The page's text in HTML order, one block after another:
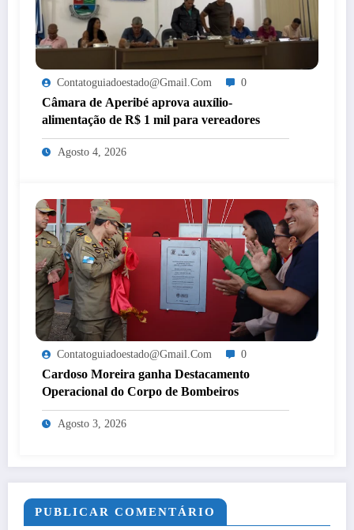
Contatoguiadoestado@gmail.com 0
Câmara de Aperibé aprova auxílio-
alimentação de R$ 1 mil para vereadores
Agosto 4, 2026
Contatoguiadoestado@gmail.com 0
Cardoso Moreira ganha Destacamento
Operacional do Corpo de Bombeiros
Agosto 3, 2026
PUBLICAR COMENTÁRIO